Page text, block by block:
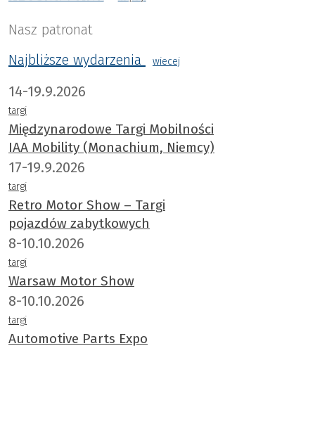
Nasz patronat
Najbliższe wydarzenia
wiecej
14-19.9.2026
targi
Międzynarodowe Targi Mobilności
IAA Mobility (Monachium, Niemcy)
17-19.9.2026
targi
Retro Motor Show – Targi
pojazdów zabytkowych
8-10.10.2026
targi
Warsaw Motor Show
8-10.10.2026
targi
Automotive Parts Expo